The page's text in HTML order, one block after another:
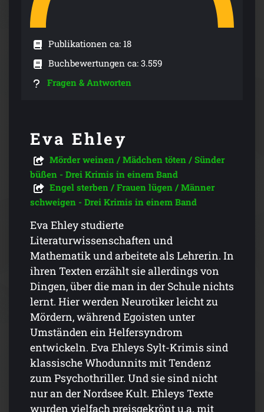
Publikationen ca: 18
Buchbewertungen ca: 3.559
Fragen & Antworten
Eva Ehley
Mörder weinen / Mädchen töten / Sünder
büßen - Drei Krimis in einem Band
Engel sterben / Frauen lügen / Männer
schweigen - Drei Krimis in einem Band
Eva Ehley studierte
Literaturwissenschaften und
Mathematik und arbeitete als Lehrerin. In
ihren Texten erzählt sie allerdings von
Dingen, über die man in der Schule nichts
lernt. Hier werden Neurotiker leicht zu
Mördern, während Egoisten unter
Umständen ein Helfersyndrom
entwickeln. Eva Ehleys Sylt-Krimis sind
klassische Whodunnits mit Tendenz
zum Psychothriller. Und sie sind nicht
nur an der Nordsee Kult. Ehleys Texte
wurden vielfach preisgekrönt u.a. mit